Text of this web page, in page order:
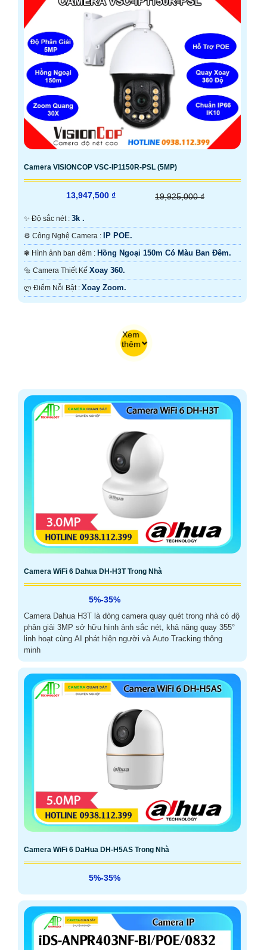
Camera VISIONCOP VSC-IP1150R-PSL (5MP)
13,947,500 ₫ 19,925,000 ₫
✨ Độ sắc nét : 3k .
⚙ Công Nghệ Camera : IP POE.
❃ Hình ảnh ban đêm : Hồng Ngoại 150m Có Màu Ban Ðêm.
🔩 Camera Thiết Kế Xoay 360.
️ლ Điểm Nỗi Bật : Xoay Zoom.
Xem
thêm
Camera WiFi 6 Dahua DH-H3T Trong Nhà
5%-35%
Camera Dahua H3T là dòng camera quay quét trong nhà có độ
phân giải 3MP sở hữu hình ảnh sắc nét, khả năng quay 355°
linh hoạt cùng AI phát hiện người và Auto Tracking thông
minh
Camera WiFi 6 DaHua DH-H5AS Trong Nhà
5%-35%